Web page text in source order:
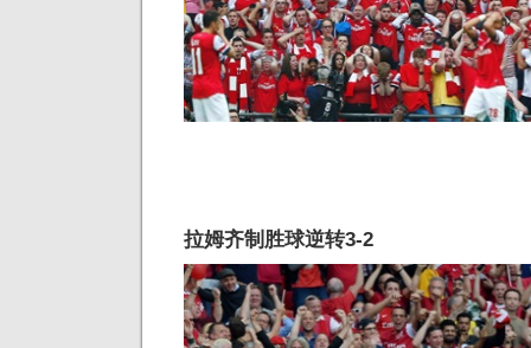
拉姆齐制胜球逆转3-2